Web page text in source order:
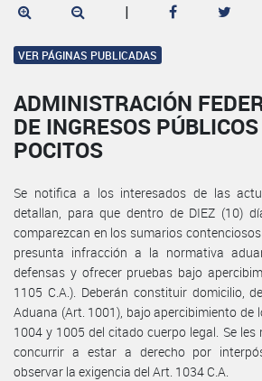
|
VER PÁGINAS PUBLICADAS
ADMINISTRACIÓN
DE INGRESOS
POCITOS
Se notifica a los interesados de las
detallan, para que dentro de DIEZ (10)
comparezcan en los sumarios
presunta infracción a la normativa
defensas y ofrecer pruebas bajo
1105 C.A.). Deberán constituir domicilio,
Aduana (Art. 1001), bajo apercibimiento de
1004 y 1005 del citado cuerpo legal. Se
concurrir a estar a derecho por
observar la exigencia del Art. 1034 C.A.